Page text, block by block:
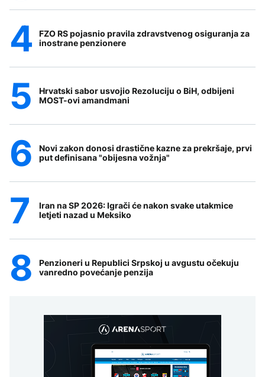
FZO RS pojasnio pravila zdravstvenog osiguranja za
inostrane penzionere
Hrvatski sabor usvojio Rezoluciju o BiH, odbijeni
MOST-ovi amandmani
Novi zakon donosi drastične kazne za prekršaje, prvi
put definisana "obijesna vožnja"
Iran na SP 2026: Igrači će nakon svake utakmice
letjeti nazad u Meksiko
Penzioneri u Republici Srpskoj u avgustu očekuju
vanredno povećanje penzija